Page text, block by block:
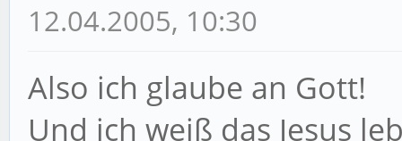
12.04.2005, 10:30
Also ich glaube an Gott!
Und ich weiß das Jesus